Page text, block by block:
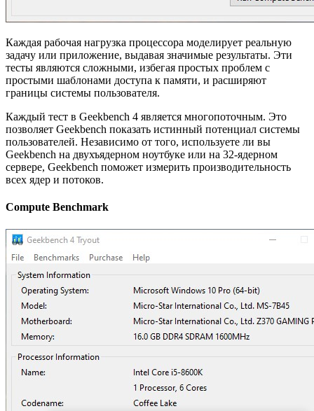
Каждая рабочая нагрузка процессора моделирует реальную
задачу или приложение, выдавая значимые результаты. Эти
тесты являются сложными, избегая простых проблем с
простыми шаблонами доступа к памяти, и расширяют
границы системы пользователя.
Каждый тест в Geekbench 4 является многопоточным. Это
позволяет Geekbench показать истинный потенциал системы
пользователей. Независимо от того, используете ли вы
Geekbench на двухъядерном ноутбуке или на 32-ядерном
сервере, Geekbench поможет измерить производительность
всех ядер и потоков.
Compute Benchmark